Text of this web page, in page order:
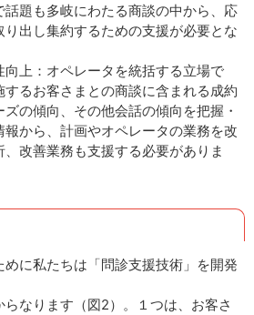
題も多岐にわたる商談の中から、応
出し集約するための支援が必要とな
向上：オペレータを統括する立場で
るお客さまとの商談に含まれる成約
の傾向、その他会話の傾向を把握・
から、計画やオペレータの業務を改
改善業務も支援する必要がありま
に私たちは「問診支援技術」を開発
なります（図2）。１つは、お客さ